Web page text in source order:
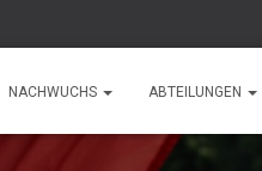
NACHWUCHS ABTEILUNGEN